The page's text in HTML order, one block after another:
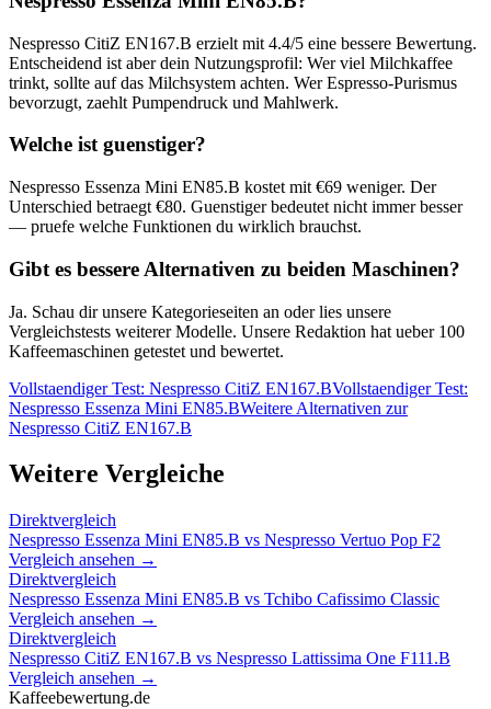
Nespresso CitiZ EN167.B erzielt mit 4.4/5 eine bessere Bewertung.
Entscheidend ist aber dein Nutzungsprofil: Wer viel Milchkaffee
trinkt, sollte auf das Milchsystem achten. Wer Espresso-Purismus
bevorzugt, zaehlt Pumpendruck und Mahlwerk.
Welche ist guenstiger?
Nespresso Essenza Mini EN85.B kostet mit €69 weniger. Der
Unterschied betraegt €80. Guenstiger bedeutet nicht immer besser
— pruefe welche Funktionen du wirklich brauchst.
Gibt es bessere Alternativen zu beiden Maschinen?
Ja. Schau dir unsere Kategorieseiten an oder lies unsere
Vergleichstests weiterer Modelle. Unsere Redaktion hat ueber 100
Kaffeemaschinen getestet und bewertet.
Vollstaendiger Test: Nespresso CitiZ EN167.BVollstaendiger Test:
Nespresso Essenza Mini EN85.BWeitere Alternativen zur
Nespresso CitiZ EN167.B
Weitere Vergleiche
Direktvergleich
Nespresso Essenza Mini EN85.B vs Nespresso Vertuo Pop F2
Vergleich ansehen →
Direktvergleich
Nespresso Essenza Mini EN85.B vs Tchibo Cafissimo Classic
Vergleich ansehen →
Direktvergleich
Nespresso CitiZ EN167.B vs Nespresso Lattissima One F111.B
Vergleich ansehen →
Kaffeebewertung.de